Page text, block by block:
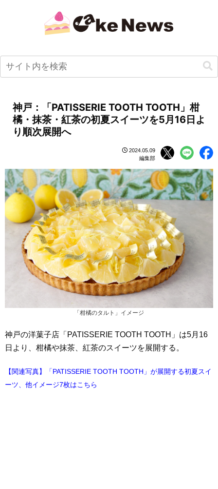
神戸：「PATISSERIE TOOTH TOOTH」柑
橘・抹茶・紅茶の初夏スイーツを5月16日よ
り順次展開へ
2024.05.09
編集部
「柑橘のタルト」イメージ
神戸の洋菓子店「PATISSERIE TOOTH TOOTH」は5月16
日より、柑橘や抹茶、紅茶のスイーツを展開する。
【関連写真】「PATISSERIE TOOTH TOOTH」が展開する初夏スイ
ーツ、他イメージ7枚はこちら